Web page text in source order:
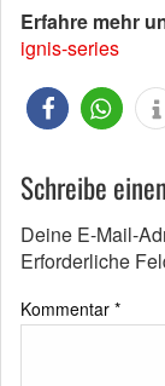
Erfahre mehr
ignis-series
Schreibe
Deine E-Mail-
Erforderliche
Kommentar *